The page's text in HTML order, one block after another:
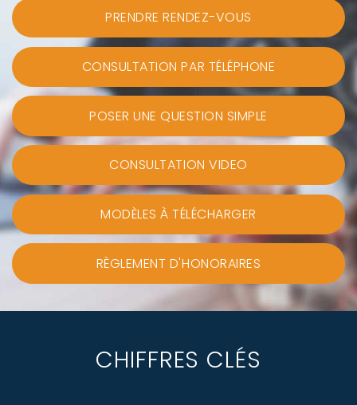
PRENDRE RENDEZ-VOUS
CONSULTATION PAR TÉLÉPHONE
POSER UNE QUESTION SIMPLE
CONSULTATION VIDEO
MODÈLES À TÉLÉCHARGER
RÈGLEMENT D'HONORAIRES
CHIFFRES CLÉS